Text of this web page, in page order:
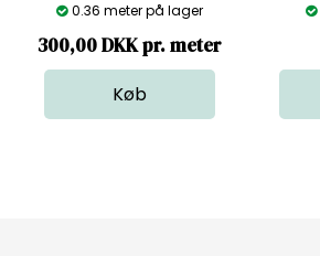
0.36 meter på lager
300,00 DKK pr. meter